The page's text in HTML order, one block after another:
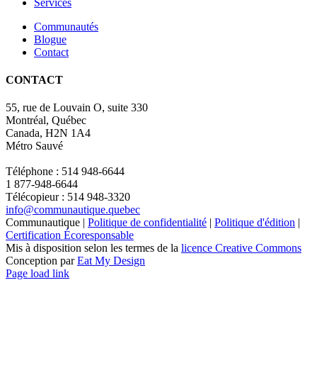
Communautés
Blogue
Contact
CONTACT
55, rue de Louvain O, suite 330
Montréal, Québec
Canada, H2N 1A4
Métro Sauvé
Téléphone : 514 948-6644
1 877-948-6644
Télécopieur : 514 948-3320
info@communautique.quebec
Communautique | Politique de confidentialité | Politique d'édition |
Certification Écoresponsable
Mis à disposition selon les termes de la licence Creative Commons
Conception parEat My Design
Facebook
YouTube
LinkedIn
Email
Page load link